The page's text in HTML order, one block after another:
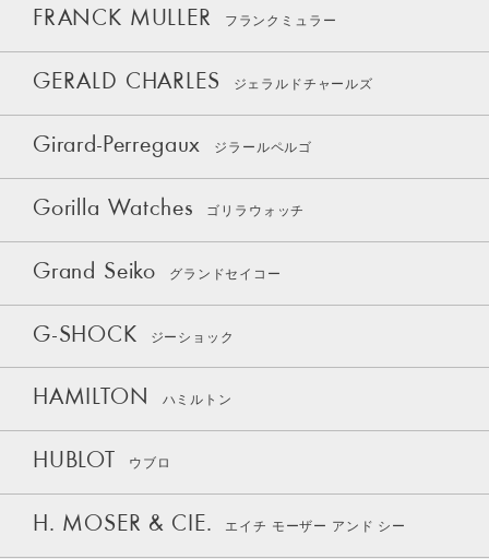
FRANCK MULLER フランクミュラー
GERALD CHARLES ジェラルドチャールズ
Girard-Perregaux ジラールペルゴ
Gorilla Watches ゴリラウォッチ
Grand Seiko グランドセイコー
G-SHOCK ジーショック
HAMILTON ハミルトン
HUBLOT ウブロ
H. MOSER & CIE. エイチ モーザー アンド シー